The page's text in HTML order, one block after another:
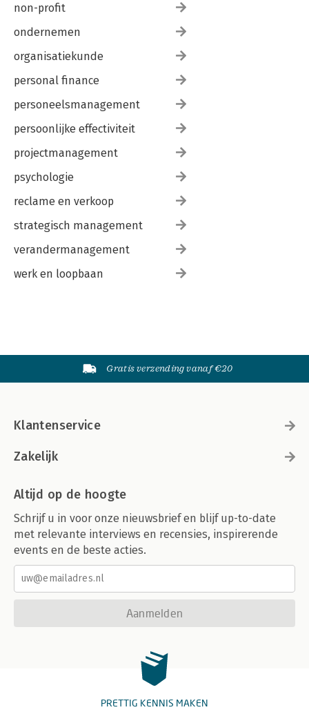
non-profit
ondernemen
organisatiekunde
personal finance
personeelsmanagement
persoonlijke effectiviteit
projectmanagement
psychologie
reclame en verkoop
strategisch management
verandermanagement
werk en loopbaan
Gratis verzending vanaf €20
Klantenservice
Zakelijk
Altijd op de hoogte
Schrijf u in voor onze nieuwsbrief en blijf up-to-date
met relevante interviews en recensies, inspirerende
events en de beste acties.
Aanmelden
PRETTIG KENNIS MAKEN